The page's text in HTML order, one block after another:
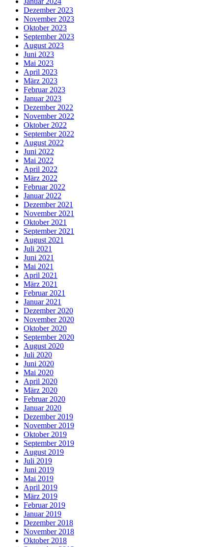
Dezember 2023
November 2023
Oktober 2023
September 2023
August 2023
Juni 2023
Mai 2023
April 2023
März 2023
Februar 2023
Januar 2023
Dezember 2022
November 2022
Oktober 2022
September 2022
August 2022
Juni 2022
Mai 2022
April 2022
März 2022
Februar 2022
Januar 2022
Dezember 2021
November 2021
Oktober 2021
September 2021
August 2021
Juli 2021
Juni 2021
Mai 2021
April 2021
März 2021
Februar 2021
Januar 2021
Dezember 2020
November 2020
Oktober 2020
September 2020
August 2020
Juli 2020
Juni 2020
Mai 2020
April 2020
März 2020
Februar 2020
Januar 2020
Dezember 2019
November 2019
Oktober 2019
September 2019
August 2019
Juli 2019
Juni 2019
Mai 2019
April 2019
März 2019
Februar 2019
Januar 2019
Dezember 2018
November 2018
Oktober 2018